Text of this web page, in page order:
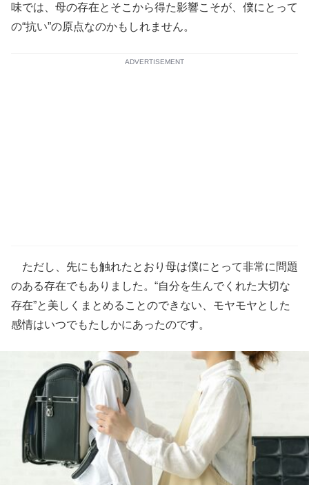
味では、母の存在とそこから得た影響こそが、僕にとって
の“抗い”の原点なのかもしれません。
ADVERTISEMENT
ただし、先にも触れたとおり母は僕にとって非常に問題
のある存在でもありました。“自分を生んでくれた大切な
存在”と美しくまとめることのできない、モヤモヤとした
感情はいつでもたしかにあったのです。